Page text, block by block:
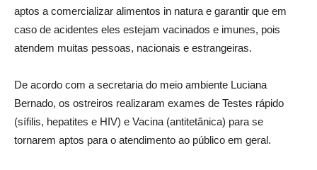
aptos a comercializar alimentos in natura e garantir que em
caso de acidentes eles estejam vacinados e imunes, pois
atendem muitas pessoas, nacionais e estrangeiras.
De acordo com a secretaria do meio ambiente Luciana
Bernado, os ostreiros realizaram exames de Testes rápido
(sífilis, hepatites e HIV) e Vacina (antitetânica) para se
tornarem aptos para o atendimento ao público em geral.